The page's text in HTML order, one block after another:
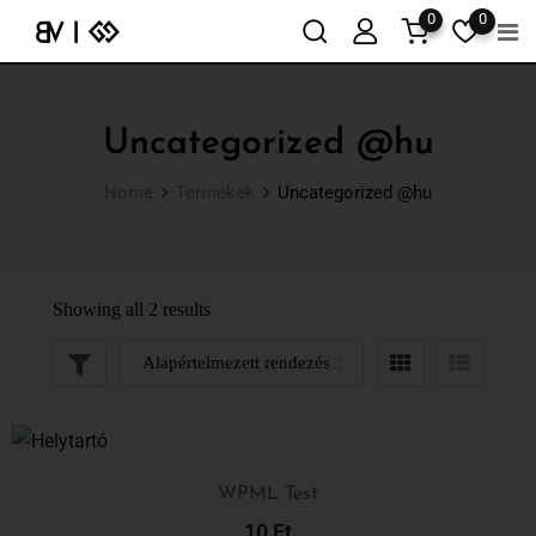
0
0
Uncategorized @hu
Uncategorized @hu
Showing all 2 results
WPML Test